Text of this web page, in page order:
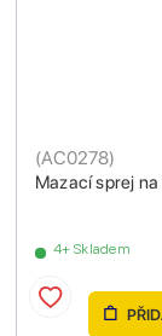
Mazací sprej
(AC0278)
4+ Skladem